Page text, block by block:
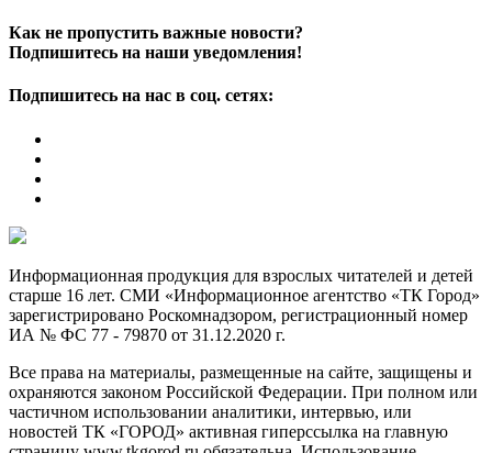
Как не пропустить важные новости?
Подпишитесь на наши уведомления!
Подпишитесь на нас в соц. сетях:
Информационная продукция для взрослых читателей и детей
старше 16 лет. СМИ «Информационное агентство «ТК Город»
зарегистрировано Роскомнадзором, регистрационный номер
ИА № ФС 77 - 79870 от 31.12.2020 г.
Все права на материалы, размещенные на сайте, защищены и
охраняются законом Российской Федерации. При полном или
частичном использовании аналитики, интервью, или
новостей ТК «ГОРОД» активная гиперссылка на главную